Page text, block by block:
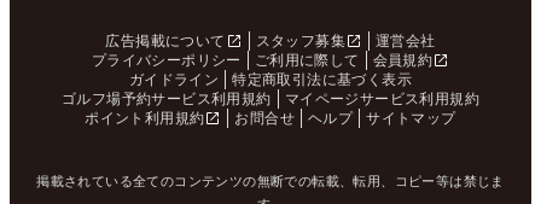
広告掲載について スタッフ募集
運営会社
プライバシーポリシー
ご利用に際して
会員規約
ガイドライン
特定商取引法に基づく表示
ゴルフ場予約サービス利用規約
マイページサービス利用規約
ポイント利用規約
お問合せ ヘルプ サイトマップ
掲載されている全てのコンテンツの無断での転載、転用、コピー等は禁じま